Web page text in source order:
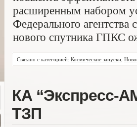
расширенным набором
Федерального
нового спутника ГПКС
Связано с категорией: Космические запуски,
КА “Экспресс-
ТЗП